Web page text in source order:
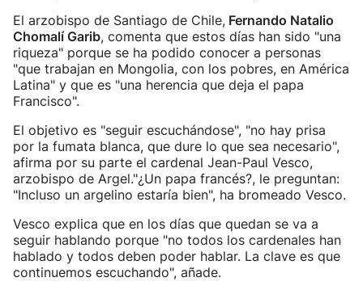
El arzobispo de Santiago de Chile, Fernando Natalio
Chomalí Garib, comenta que estos días han sido "una
riqueza" porque se ha podido conocer a personas
"que trabajan en Mongolia, con los pobres, en América
Latina" y que es "una herencia que deja el papa
Francisco".
El objetivo es "seguir escuchándose", "no hay prisa
por la fumata blanca, que dure lo que sea necesario",
afirma por su parte el cardenal Jean-Paul Vesco,
arzobispo de Argel."¿Un papa francés?, le preguntan:
"Incluso un argelino estaría bien", ha bromeado Vesco.
Vesco explica que en los días que quedan se va a
seguir hablando porque "no todos los cardenales han
hablado y todos deben poder hablar. La clave es que
continuemos escuchando", añade.